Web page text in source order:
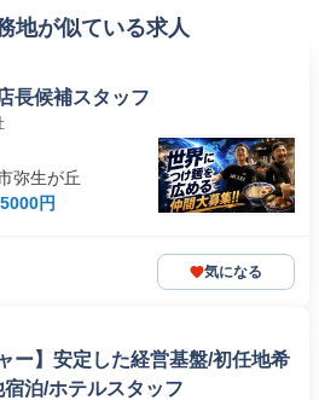
地が似ている求人
長候補スタッフ
弥生が丘
円
気になる
ー】安定した経営基盤/初任地希
泊/ホテルスタッフ